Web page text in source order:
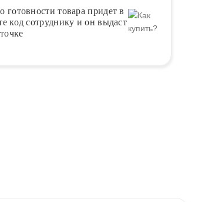
готовности товара придет в
код сотруднику и он выдаст